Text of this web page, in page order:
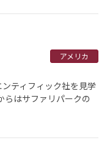
アメリカ
ティフィック社を見学
らはサファリパークの